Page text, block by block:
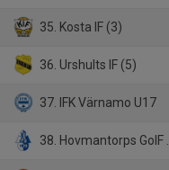
35. Kosta IF (3)
36. Urshults IF (5)
37. IFK Värnamo U17
38. Hovmantorps GoIF (B)